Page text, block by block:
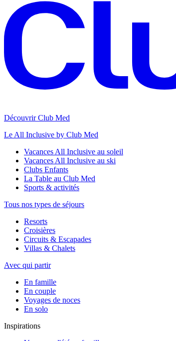
Découvrir Club Med
Le All Inclusive by Club Med
Vacances All Inclusive au soleil
Vacances All Inclusive au ski
Clubs Enfants
La Table au Club Med
Sports & activités
Tous nos types de séjours
Resorts
Croisières
Circuits & Escapades
Villas & Chalets
Avec qui partir
En famille
En couple
Voyages de noces
En solo
Inspirations